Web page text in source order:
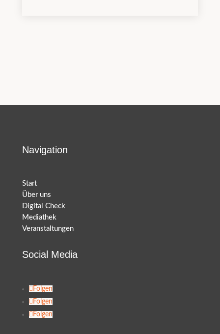
Navigation
Start
Über uns
Digital Check
Mediathek
Veranstaltungen
Social Media
Folgen
Folgen
Folgen